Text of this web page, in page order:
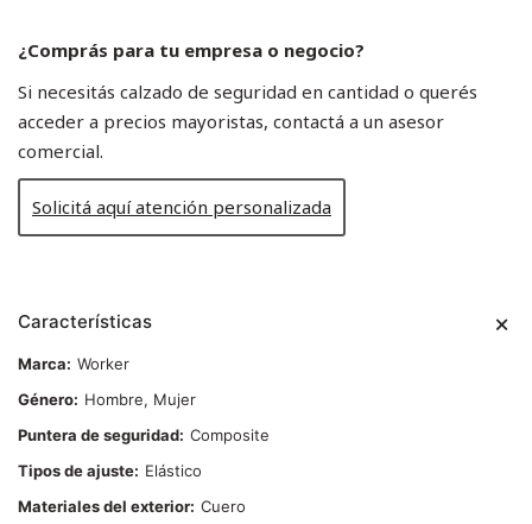
¿Comprás para tu empresa o negocio?
Si necesitás calzado de seguridad en cantidad o querés
acceder a precios mayoristas, contactá a un asesor
comercial.
Solicitá aquí atención personalizada
Características
Marca
Worker
Género
Hombre, Mujer
Puntera de seguridad Composite
Tipos de ajuste
Elástico
Materiales del exterior Cuero